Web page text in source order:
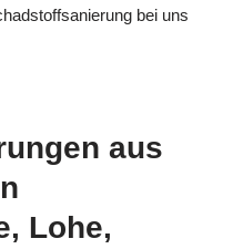
bei uns
aus
Lohe,